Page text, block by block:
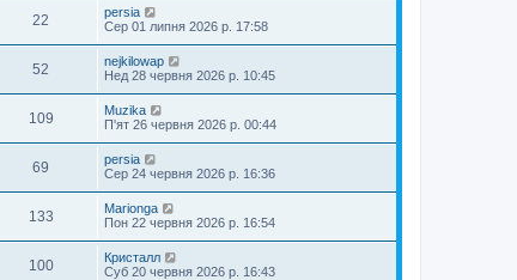
22
persia
Сер 01 липня 2026 р. 17:58
52
nejkilowap
Нед 28 червня 2026 р. 10:45
109
Muzika
П'ят 26 червня 2026 р. 00:44
69
persia
Сер 24 червня 2026 р. 16:36
133
Marionga
Пон 22 червня 2026 р. 16:54
100
Кристалл
Суб 20 червня 2026 р. 16:43